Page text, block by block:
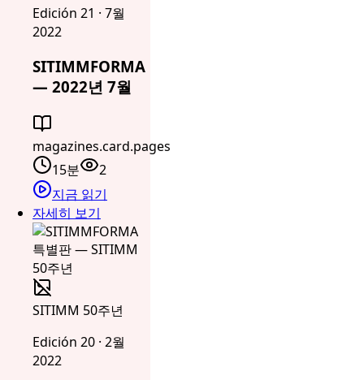
Edición 21 · 7월
2022
SITIMMFORMA
— 2022년 7월
magazines.card.pages
15분
2
지금 읽기
자세히 보기
SITIMM 50주년
Edición 20 · 2월
2022